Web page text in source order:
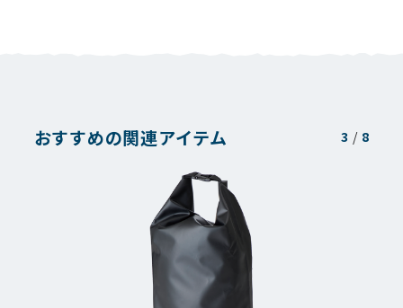
おすすめの関連アイテム 3 / 8